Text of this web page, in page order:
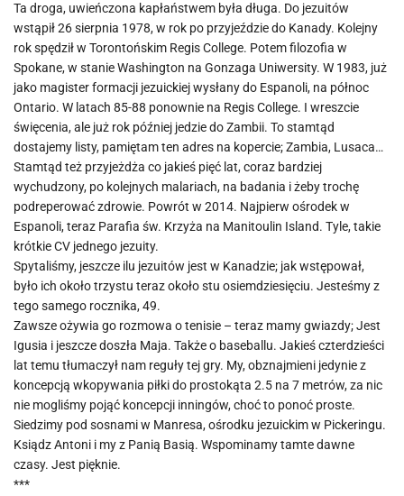
Ta droga, uwieńczona kapłaństwem była długa. Do jezuitów
wstąpił 26 sierpnia 1978, w rok po przyjeździe do Kanady. Kolejny
rok spędził w Torontońskim Regis College. Potem filozofia w
Spokane, w stanie Washington na Gonzaga Uniwersity. W 1983, już
jako magister formacji jezuickiej wysłany do Espanoli, na północ
Ontario. W latach 85-88 ponownie na Regis College. I wreszcie
święcenia, ale już rok później jedzie do Zambii. To stamtąd
dostajemy listy, pamiętam ten adres na kopercie; Zambia, Lusaca…
Stamtąd też przyjeżdża co jakieś pięć lat, coraz bardziej
wychudzony, po kolejnych malariach, na badania i żeby trochę
podreperować zdrowie. Powrót w 2014. Najpierw ośrodek w
Espanoli, teraz Parafia św. Krzyża na Manitoulin Island. Tyle, takie
krótkie CV jednego jezuity.
Spytaliśmy, jeszcze ilu jezuitów jest w Kanadzie; jak wstępował,
było ich około trzystu teraz około stu osiemdziesięciu. Jesteśmy z
tego samego rocznika, 49.
Zawsze ożywia go rozmowa o tenisie – teraz mamy gwiazdy; Jest
Igusia i jeszcze doszła Maja. Także o baseballu. Jakieś czterdzieści
lat temu tłumaczył nam reguły tej gry. My, obznajmieni jedynie z
koncepcją wkopywania piłki do prostokąta 2.5 na 7 metrów, za nic
nie mogliśmy pojąć koncepcji inningów, choć to ponoć proste.
Siedzimy pod sosnami w Manresa, ośrodku jezuickim w Pickeringu.
Ksiądz Antoni i my z Panią Basią. Wspominamy tamte dawne
czasy. Jest pięknie.
***